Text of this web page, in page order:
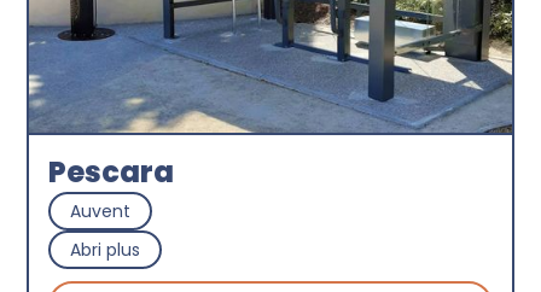
Pescara
Auvent
Abri plus